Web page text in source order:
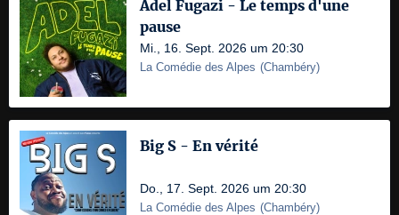
Adel Fugazi - Le temps d'une
pause
Mi., 16. Sept. 2026 um 20:30
La Comédie des Alpes (Chambéry)
Big S - En vérité
Do., 17. Sept. 2026 um 20:30
La Comédie des Alpes (Chambéry)